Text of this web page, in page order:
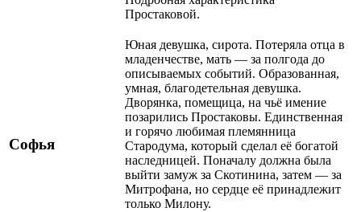
Простаковой.
Софья
Юная девушка, сирота. Потеряла отца в
младенчестве, мать — за полгода до
описываемых событий. Образованная,
умная, благодетельная девушка.
Дворянка, помещица, на чьё имение
позарились Простаковы. Единственная
и горячо любимая племянница
Стародума, который сделал её богатой
наследницей. Поначалу должна была
выйти замуж за Скотинина, затем — за
Митрофана, но сердце её принадлежит
только Милону.